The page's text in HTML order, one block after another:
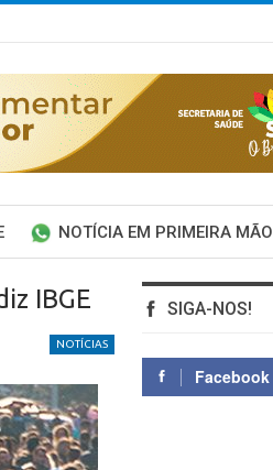
NOTÍCIA EM PRIMEIRA MÃO
IBGE
NOTÍCIAS
SIGA-NOS!
Facebook